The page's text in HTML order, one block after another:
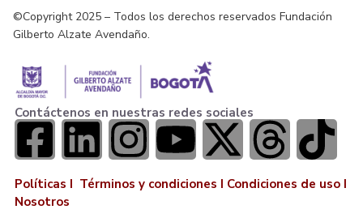
©Copyright 2025 – Todos los derechos reservados Fundación
Gilberto Alzate Avendaño.
Contáctenos en nuestras redes sociales
Políticas I Términos y condiciones I Condiciones de uso I
Nosotros